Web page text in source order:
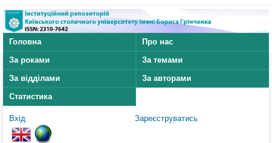
Головна
Про нас
За роками
За темами
За відділами
За авторами
Статистика
Вхід Зареєструватись